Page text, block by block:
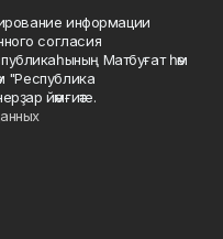
информации
согласия
Матбуғат һәм
"Республика
йәмғиәте.